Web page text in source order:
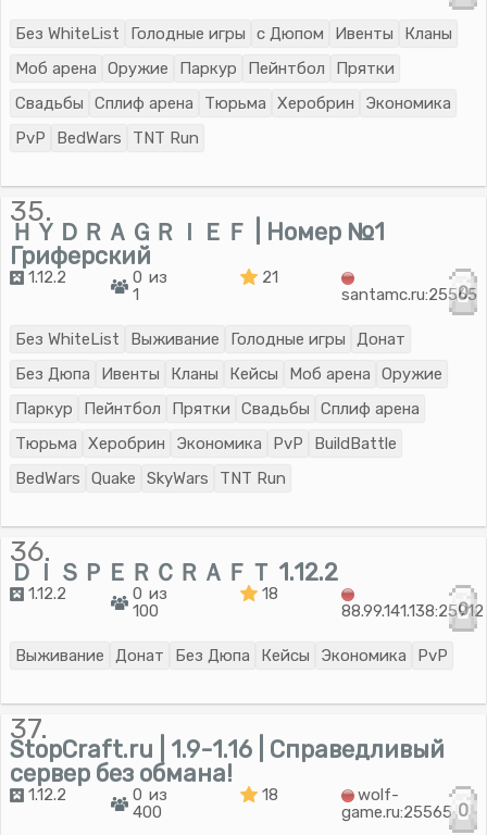
Без WhiteList Голодные игры с Дюпом Ивенты
Кланы
Моб арена
Оружие Паркур Пейнтбол
Прятки
Свадьбы
Сплиф арена Тюрьма Херобрин
Экономика
PvP
BedWars TNT Run
35.
ＨＹＤＲＡＧＲＩＥＦ | Номер №1
Гриферский
1.12.2
0 из
1
21
santamc.ru:25565
0
Без WhiteList Выживание Голодные игры
Донат
Без Дюпа
Ивенты Кланы Кейсы Моб арена
Оружие
Паркур
Пейнтбол Прятки Свадьбы
Сплиф арена
Тюрьма
Херобрин Экономика PvP
BuildBattle
BedWars
Quake SkyWars TNT Run
36.
ＤＩＳＰＥＲＣＲＡＦＴ 1.12.2
1.12.2
0 из
100
18
88.99.141.138:25912
0
Выживание Донат Без Дюпа Кейсы Экономика PvP
37.
StopCraft.ru | 1.9-1.16 | Справедливый
сервер без обмана!
1.12.2
0 из
400
18
wolf-
game.ru:25565 0